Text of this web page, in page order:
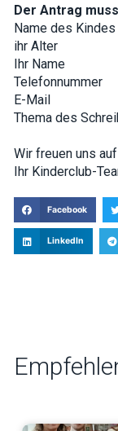
Der Antrag
Name des Kindes
ihr Alter
Ihr Name
Telefonnummer
E-Mail
Thema des
Wir freuen uns
Ihr Kinderclub-
Facebook
LinkedIn